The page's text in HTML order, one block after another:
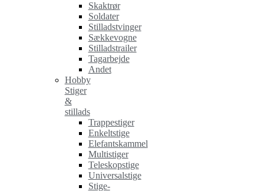
Skaktrør
Soldater
Stilladstvinger
Sækkevogne
Stilladstrailer
Tagarbejde
Andet
Hobby
Stiger
&
stillads
Trappestiger
Enkeltstige
Elefantskammel
Multistiger
Teleskopstige
Universalstige
Stige-